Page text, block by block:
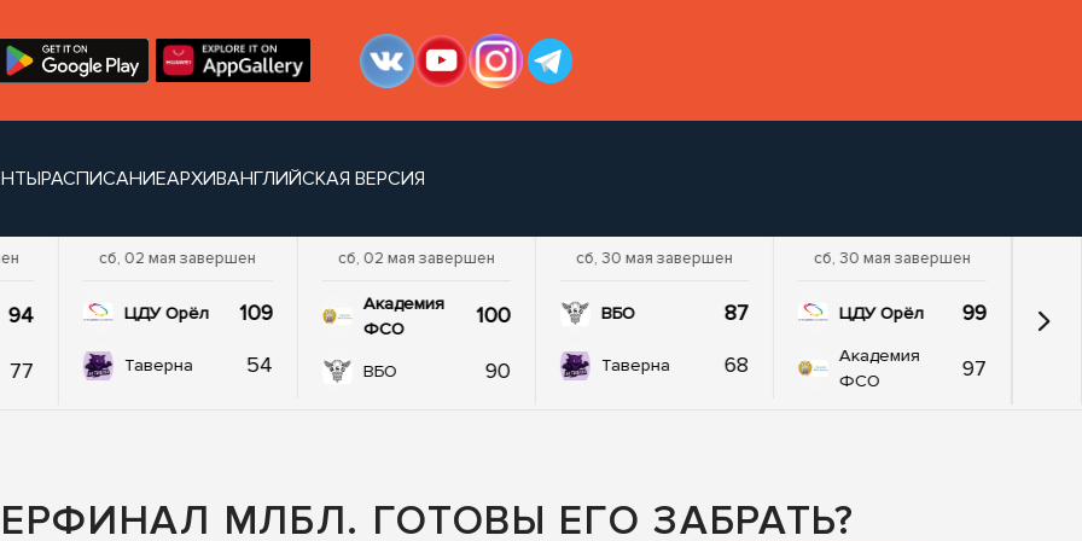
РАСПИСАНИЕАРХИВАНГЛИЙСКАЯ ВЕРСИЯ
94
77
сб, 02 мая завершен
ЦДУ Орёл 109
Таверна 54
сб, 02 мая завершен
Академия
ФСО
100
ВБО 90
сб, 30 мая завершен
ВБО 87
Таверна 68
сб, 30 мая завершен
ЦДУ Орёл 99
Академия
ФСО
97
МЛБЛ. ГОТОВЫ ЕГО ЗАБРАТЬ?